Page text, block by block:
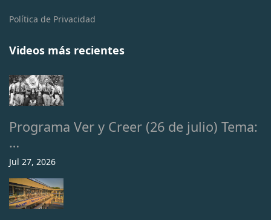
Política de Privacidad
Videos más recientes
Programa Ver y Creer (26 de julio) Tema:
…
Jul 27, 2026